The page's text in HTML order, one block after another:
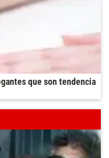
que son tendencia